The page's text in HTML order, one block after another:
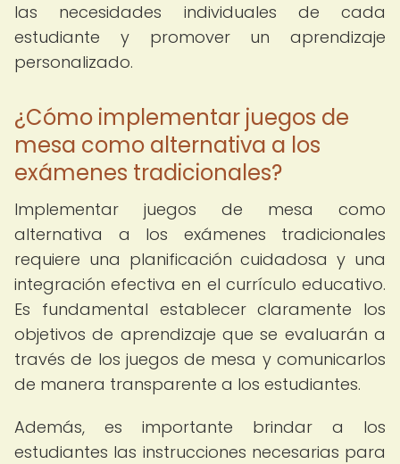
las necesidades individuales de cada
estudiante y promover un aprendizaje
personalizado.
¿Cómo implementar juegos de
mesa como alternativa a los
exámenes tradicionales?
Implementar juegos de mesa como
alternativa a los exámenes tradicionales
requiere una planificación cuidadosa y una
integración efectiva en el currículo educativo.
Es fundamental establecer claramente los
objetivos de aprendizaje que se evaluarán a
través de los juegos de mesa y comunicarlos
de manera transparente a los estudiantes.
Además, es importante brindar a los
estudiantes las instrucciones necesarias para